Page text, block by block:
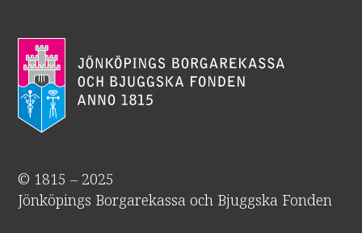
© 1815 – 2025
Jönköpings Borgarekassa och Bjuggska Fonden